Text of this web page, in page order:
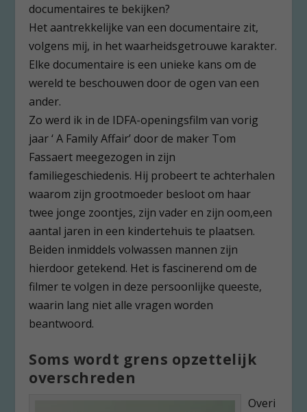
documentaires te bekijken?
Het aantrekkelijke van een documentaire zit,
volgens mij, in het waarheidsgetrouwe karakter.
Elke documentaire is een unieke kans om de
wereld te beschouwen door de ogen van een
ander.
Zo werd ik in de IDFA-openingsfilm van vorig
jaar ‘ A Family Affair’ door de maker Tom
Fassaert meegezogen in zijn
familiegeschiedenis. Hij probeert te achterhalen
waarom zijn grootmoeder besloot om haar
twee jonge zoontjes, zijn vader en zijn oom,een
aantal jaren in een kindertehuis te plaatsen.
Beiden inmiddels volwassen mannen zijn
hierdoor getekend. Het is fascinerend om de
filmer te volgen in deze persoonlijke queeste,
waarin lang niet alle vragen worden
beantwoord.
Soms wordt grens opzettelijk
overschreden
Overi